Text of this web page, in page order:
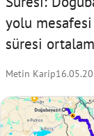
yolu
süresi
Metin Karip